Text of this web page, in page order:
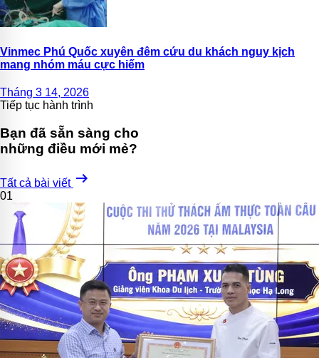
Vinmec Phú Quốc xuyên đêm cứu du khách nguy kịch
mang nhóm máu cực hiếm
Tháng 3 14, 2026
Tiếp tục hành trình
Bạn đã sẵn sàng cho
những điều mới mẻ?
Tất cả bài viết arrow_right_alt
01